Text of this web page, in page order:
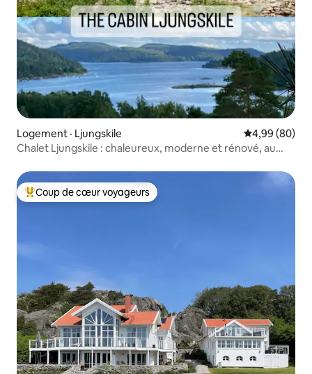
Logement · Ljungskile Note
4,99 (80)
Chalet Ljungskile : chaleureux, moderne et rénové, au
Coup de cœur voyageurs parmi les plus aimés
Coup de cœur voyageurs